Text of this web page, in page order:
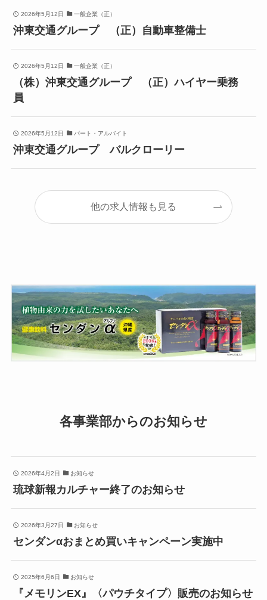
2026年5月12日 一般企業（正）
沖東交通グループ （正）自動車整備士
2026年5月12日 一般企業（正）
（株）沖東交通グループ （正）ハイヤー乗務
員
2026年5月12日 パート・アルバイト
沖東交通グループ バルクローリー
他の求人情報も見る
各事業部からのお知らせ
2026年4月2日 お知らせ
琉球新報カルチャー終了のお知らせ
2026年3月27日 お知らせ
センダンαおまとめ買いキャンペーン実施中
2025年6月6日 お知らせ
『メモリンEX』〈パウチタイプ〉販売のお知らせ